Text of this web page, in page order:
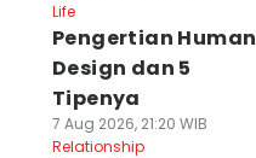
Life
Pengertian Human
Design dan 5
Tipenya
7 Aug 2026, 21:20 WIB
Relationship